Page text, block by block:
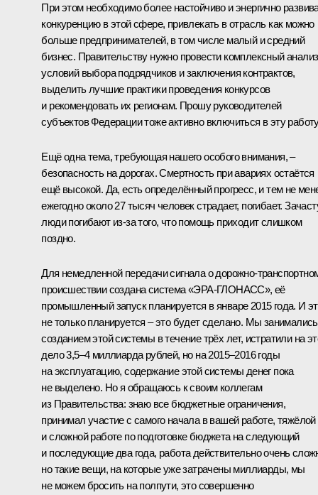
При этом необходимо более настойчиво и энергично
конкуренцию в этой сфере, привлекать в отрасль как можно
больше предпринимателей, в том числе малый и средний
бизнес. Правительству нужно провести комплексный анализ
условий выбора подрядчиков и заключения контрактов,
выделить лучшие практики проведения конкурсов
и рекомендовать их регионам. Прошу руководителей
субъектов Федерации тоже активно включиться в эту
Ещё одна тема, требующая нашего особого внимания, –
безопасность на дорогах. Смертность при авариях остаётся
ещё высокой. Да, есть определённый прогресс, и тем не
ежегодно около 27 тысяч человек страдает, погибает.
люди погибают из‑за того, что помощь приходит слишком
поздно.
Для немедленной передачи сигнала о дорожно-
происшествии создана система «ЭРА-ГЛОНАСС», её
промышленный запуск планируется в январе 2015 года. И
не только планируется – это будет сделано. Мы занимались
созданием этой системы в течение трёх лет, истратили на
дело 3,5–4 миллиарда рублей, но на 2015–2016 годы
на эксплуатацию, содержание этой системы денег пока
не выделено. Но я обращаюсь к своим коллегам
из Правительства: знаю все бюджетные ограничения,
принимал участие с самого начала в вашей работе, тяжёлой
и сложной работе по подготовке бюджета на следующий
и последующие два года, работа действительно очень
но такие вещи, на которые уже затрачены миллиарды, мы
не можем бросить на полпути, это совершенно